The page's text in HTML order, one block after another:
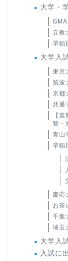
大学・
立教
早稲
大学入
東京
筑波
京都
共通
【
智・
青山
早稲
慶応
お茶
千葉
埼玉
大学入
入試に